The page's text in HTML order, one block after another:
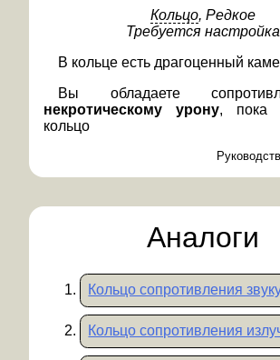
Кольцо, Редкое
Требуется настройка
В кольце есть драгоценный
Вы обладаете
некротическому урону, пока
кольцо
Аналоги
Кольцо сопротивления
Кольцо сопротивления